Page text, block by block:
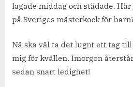
lagade middag och städade.
på Sveriges mästerkock för
Nä ska väl ta det lugnt ett tag
mig för kvällen. Imorgon
sedan snart ledighet!